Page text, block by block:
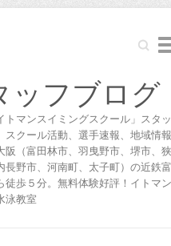
Search
ッフブログ
トマンスイミングスクール」スタッ
スクール活動、選手速報、地域情報
阪（富田林市、羽曳野市、堺市、狭
長野市、河南町、太子町）の近鉄富
徒歩５分。無料体験好評！イトマン
泳教室